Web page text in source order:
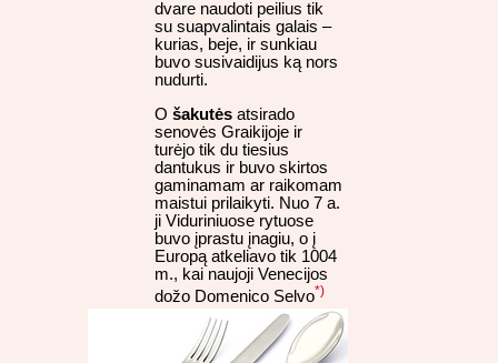
dvare naudoti peilius tik
su suapvalintais galais –
kurias, beje, ir sunkiau
buvo susivaidijus ką nors
nudurti.
O šakutės atsirado
senovės Graikijoje ir
turėjo tik du tiesius
dantukus ir buvo skirtos
gaminamam ar raikomam
maistui prilaikyti. Nuo 7 a.
ji Viduriniuose rytuose
buvo įprastu įnagiu, o į
Europą atkeliavo tik 1004
m., kai naujoji Venecijos
dožo Domenico Selvo*)